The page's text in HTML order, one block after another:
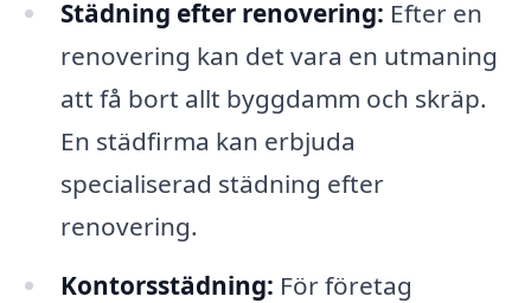
Städning efter renovering: Efter en
renovering kan det vara en utmaning
att få bort allt byggdamm och skräp.
En städfirma kan erbjuda
specialiserad städning efter
renovering.
Kontorsstädning: För företag